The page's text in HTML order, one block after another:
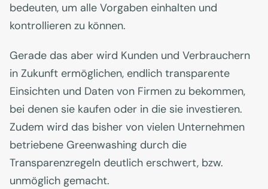
bedeuten, um alle Vorgaben einhalten und
kontrollieren zu können.
Gerade das aber wird Kunden und Verbrauchern
in Zukunft ermöglichen, endlich transparente
Einsichten und Daten von Firmen zu bekommen,
bei denen sie kaufen oder in die sie investieren.
Zudem wird das bisher von vielen Unternehmen
betriebene Greenwashing durch die
Transparenzregeln deutlich erschwert, bzw.
unmöglich gemacht.